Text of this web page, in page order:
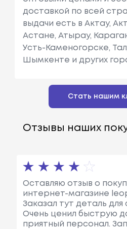
доставкой по всей
выдачи есть в Актау,
Астане, Атырау,
Усть-Каменогорске,
Шымкенте и других
Стать нашим
Отзывы наших
Оставляю отзыв о
интернет-магазине
Заказал тут деталь для
Очень ценил быструю
приятный персонал.